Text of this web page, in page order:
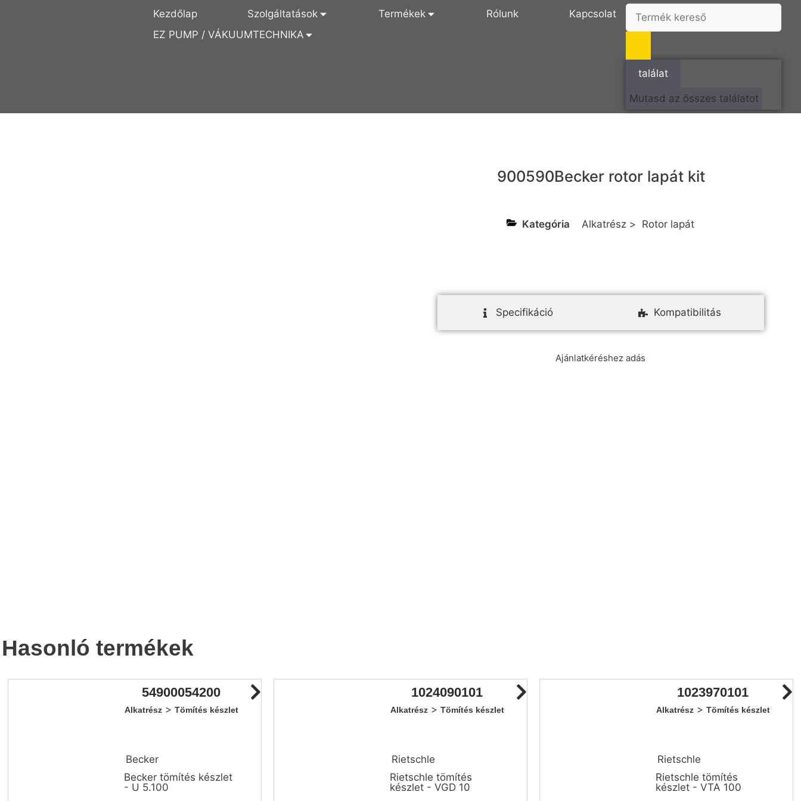
Kezdőlap Szolgáltatások Termékek Rólunk
Kapcsolat
EZ PUMP / VÁKUUMTECHNIKA
találat
Mutasd az összes találatot
900590Becker rotor lapát kit
Kategória Alkatrész > Rotor lapát
Specifikáció Kompatibilitás
Ajánlatkéréshez adás
Hasonló termékek
54900054200
Alkatrész> Tömítés készlet
Becker
Becker tömítés készlet
- U 5.100
1024090101
Alkatrész> Tömítés készlet
Rietschle
Rietschle tömítés
készlet - VGD 10
1023970101
Alkatrész> Tömítés készlet
Rietschle
Rietschle tömítés
készlet - VTA 100